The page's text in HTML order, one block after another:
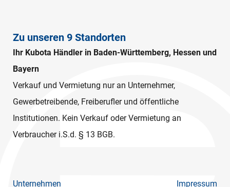
Zu unseren 9 Standorten
Ihr Kubota Händler in Baden-Württemberg, Hessen und
Bayern
Verkauf und Vermietung nur an Unternehmer,
Gewerbetreibende, Freiberufler und öffentliche
Institutionen. Kein Verkauf oder Vermietung an
Verbraucher i.S.d. § 13 BGB.
Unternehmen Impressum